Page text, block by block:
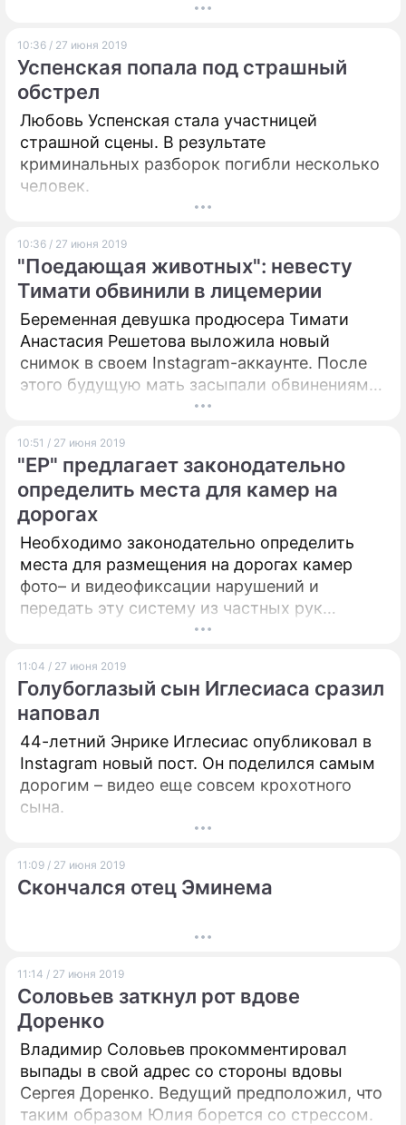
10:36 / 27 июня 2019
Успенская попала под страшный
обстрел
Любовь Успенская стала участницей
страшной сцены. В результате
криминальных разборок погибли несколько
человек.
10:36 / 27 июня 2019
"Поедающая животных": невесту
Тимати обвинили в лицемерии
Беременная девушка продюсера Тимати
Анастасия Решетова выложила новый
снимок в своем Instagram-аккаунте. После
этого будущую мать засыпали обвинениями
– люди как с цепи сорвались.
10:51 / 27 июня 2019
"ЕР" предлагает законодательно
определить места для камер на
дорогах
Необходимо законодательно определить
места для размещения на дорогах камер
фото– и видеофиксации нарушений и
передать эту систему из частных рук
государству. Такие инициативы озвучил
проекта "Единой России" "Безопасные
дороги" Владимир Афонский.
11:04 / 27 июня 2019
Голубоглазый сын Иглесиаса сразил
наповал
44-летний Энрике Иглесиас опубликовал в
Instagram новый пост. Он поделился самым
дорогим – видео еще совсем крохотного
сына.
11:09 / 27 июня 2019
Скончался отец Эминема
11:14 / 27 июня 2019
Соловьев заткнул рот вдове
Доренко
Владимир Соловьев прокомментировал
выпады в свой адрес со стороны вдовы
Сергея Доренко. Ведущий предположил, что
таким образом Юлия борется со стрессом.